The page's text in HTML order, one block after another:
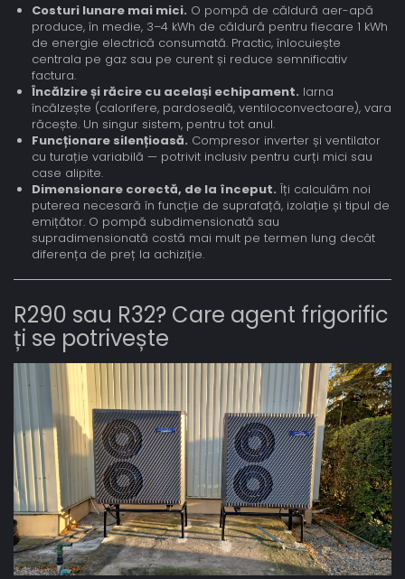
Costuri lunare mai mici. O pompă de căldură aer-apă
produce, în medie, 3–4 kWh de căldură pentru fiecare 1 kWh
de energie electrică consumată. Practic, înlocuiește
centrala pe gaz sau pe curent și reduce semnificativ
factura.
Încălzire și răcire cu același echipament. Iarna
încălzește (calorifere, pardoseală, ventiloconvectoare), vara
răcește. Un singur sistem, pentru tot anul.
Funcționare silențioasă. Compresor inverter și ventilator
cu turație variabilă — potrivit inclusiv pentru curți mici sau
case alipite.
Dimensionare corectă, de la început. Îți calculăm noi
puterea necesară în funcție de suprafață, izolație și tipul de
emițător. O pompă subdimensionată sau
supradimensionată costă mai mult pe termen lung decât
diferența de preț la achiziție.
R290 sau R32? Care agent frigorific
ți se potrivește